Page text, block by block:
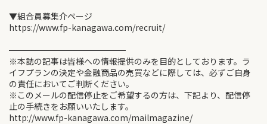
▼組合員募集介ページ
https://www.fp-kanagawa.com/recruit/
━━━━━━━━━━━━━━
※本誌の記事は皆様への情報提供のみを目的としております。ラ
イフプランの決定や金融商品の売買などに際しては、必ずご自身
の責任においてご判断ください。
※このメールの配信停止をご希望するの方は、下記より、配信停
止の手続きをお願いいたします。
http://www.fp-kanagawa.com/mailmagazine/